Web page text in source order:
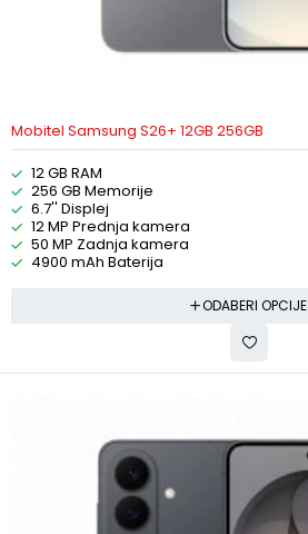
Mobitel Samsung S26+ 12GB 256GB
12 GB RAM
256 GB Memorije
6.7'' Displej
12 MP Prednja kamera
50 MP Zadnja kamera
4900 mAh Baterija
ODABERI OPCIJE